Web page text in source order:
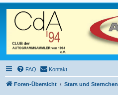
FAQ Kontakt
Foren-Übersicht Stars und Sternchen